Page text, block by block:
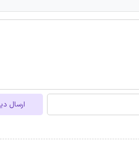
ارسال